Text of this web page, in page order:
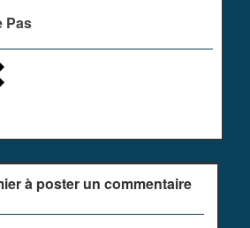
Pas
à poster un commentaire